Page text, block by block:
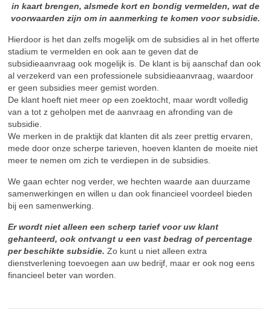
in kaart brengen, alsmede kort en bondig vermelden, wat de
voorwaarden zijn om in aanmerking te komen voor subsidie.
Hierdoor is het dan zelfs mogelijk om de subsidies al in het offerte
stadium te vermelden en ook aan te geven dat de
subsidieaanvraag ook mogelijk is. De klant is bij aanschaf dan ook
al verzekerd van een professionele subsidieaanvraag, waardoor
er geen subsidies meer gemist worden.
De klant hoeft niet meer op een zoektocht, maar wordt volledig
van a tot z geholpen met de aanvraag en afronding van de
subsidie.
We merken in de praktijk dat klanten dit als zeer prettig ervaren,
mede door onze scherpe tarieven, hoeven klanten de moeite niet
meer te nemen om zich te verdiepen in de subsidies.
We gaan echter nog verder, we hechten waarde aan duurzame
samenwerkingen en willen u dan ook financieel voordeel bieden
bij een samenwerking.
Er wordt niet alleen een scherp tarief voor uw klant
gehanteerd, ook ontvangt u een vast bedrag of percentage
per beschikte subsidie. Zo kunt u niet alleen extra
dienstverlening toevoegen aan uw bedrijf, maar er ook nog eens
financieel beter van worden.